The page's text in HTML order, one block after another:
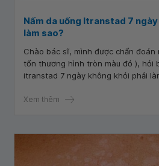
Nấm da uống Itranstad 7
làm sao?
Chào bác sĩ, mình được chẩn đoán
tổn thương hình tròn màu đỏ ), hỏi
itranstad 7 ngày không khỏi phải
Xem thêm